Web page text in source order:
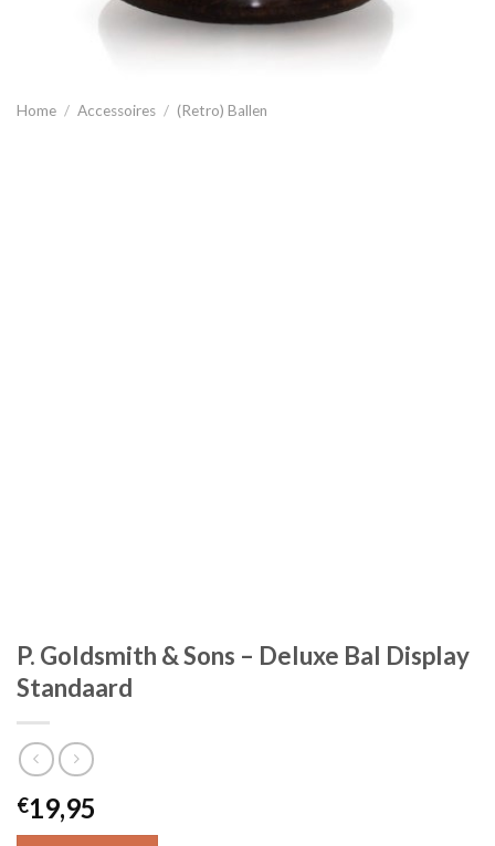
Home / Accessoires / (Retro) Ballen
P. Goldsmith & Sons – Deluxe Bal Display
Standaard
€19,95